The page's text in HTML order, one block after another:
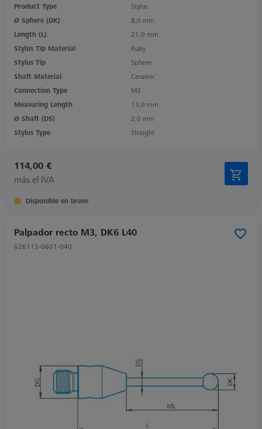
Product Type
Stylus
Ø Sphere (DK)
8,0 mm
Length (L)
21,0 mm
Stylus Tip Material
Ruby
Stylus Tip
Sphere
Shaft Material
Ceramic
Connection Type
M3
Measuring Length
13,0 mm
Ø Shaft (DS)
2,0 mm
Stylus Type
Straight
114,00 €
más el IVA
Disponible en breve
Palpador recto M3, DK6 L40
626113-0601-040